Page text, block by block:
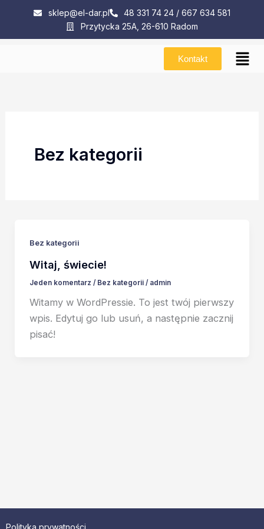
treści
sklep@el-dar.pl
48 331 74 24 / 667 634 581
Przytycka 25A, 26-610 Radom
Kontakt
Bez kategorii
Bez kategorii
Witaj, świecie!
Jeden komentarz / Bez kategorii/ admin
Witamy w WordPressie. To jest twój pierwszy
wpis. Edytuj go lub usuń, a następnie zacznij
pisać!
Polityka prywatności